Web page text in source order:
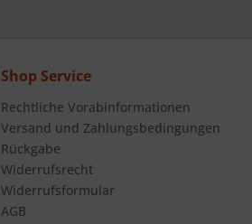
Shop Service
Rechtliche Vorabinformationen
Versand und Zahlungsbedingungen
Rückgabe
Widerrufsrecht
Widerrufsformular
AGB